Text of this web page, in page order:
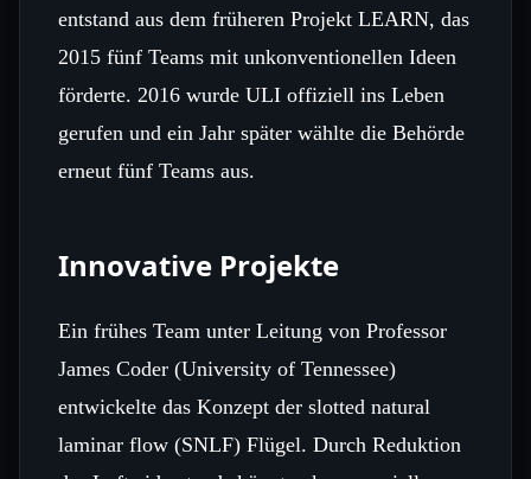
entstand aus dem früheren Projekt LEARN, das
2015 fünf Teams mit unkonventionellen Ideen
förderte. 2016 wurde ULI offiziell ins Leben
gerufen und ein Jahr später wählte die Behörde
erneut fünf Teams aus.
Innovative Projekte
Ein frühes Team unter Leitung von Professor
James Coder (University of Tennessee)
entwickelte das Konzept der slotted natural
laminar flow (SNLF) Flügel. Durch Reduktion